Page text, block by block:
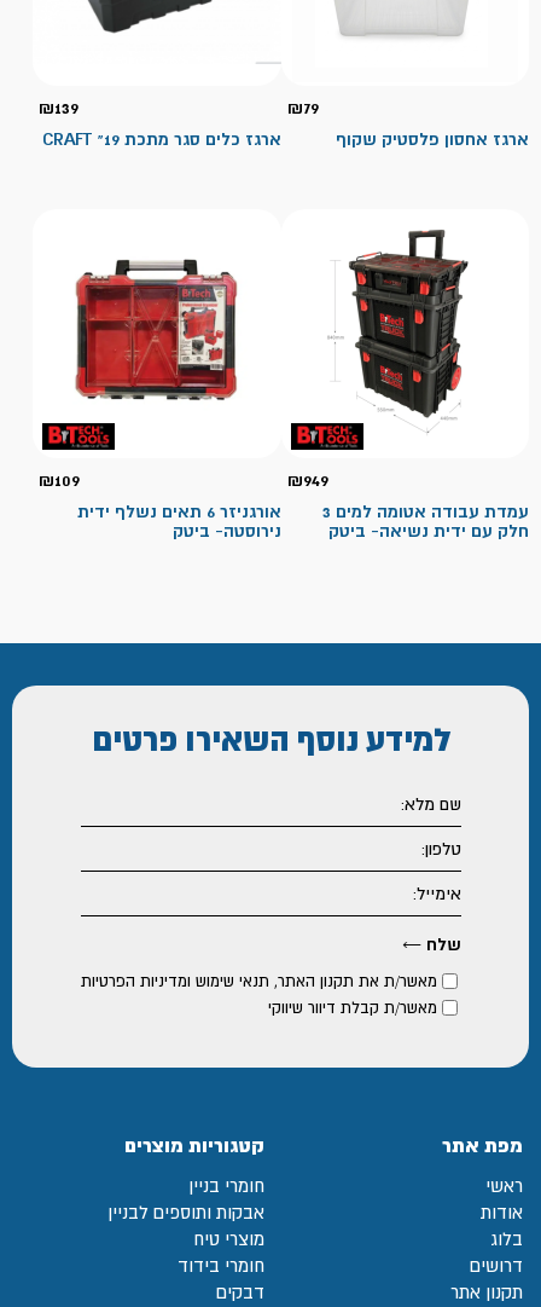
₪79
ארגז אחסון פלסטיק שקוף
₪139
ארגז כלים סגר מתכת 19" CRAFT
₪949
עמדת עבודה אטומה למים 3
חלק עם ידית נשיאה- ביטק
₪109
אורגניזר 6 תאים נשלף ידית
נירוסטה- ביטק
למידע נוסף השאירו פרטים
מאשר/ת את תקנון האתר, תנאי שימוש ומדיניות הפרטיות
מאשר/ת קבלת דיוור שיווקי
מפת אתר
ראשי
אודות
בלוג
דרושים
תקנון אתר
קטגוריות מוצרים
חומרי בניין
אבקות ותוספים לבניין
מוצרי טיח
חומרי בידוד
דבקים